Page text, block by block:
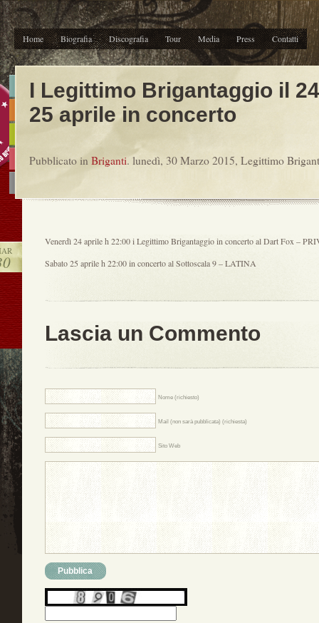
Home Biografia Discografia Tour Media Press Contatti
I Legittimo Brigantaggio il
25 aprile in concerto
Pubblicato in Briganti. lunedì, 30 Marzo 2015, Legittimo
Venerdì 24 aprile h 22:00 i Legittimo Brigantaggio in concerto al Dart Fox –
Sabato 25 aprile h 22:00 in concerto al Sottoscala 9 – LATINA
Lascia un Commento
Nome (richiesto)
Mail (non sarà pubblicata) (richiesta)
Sito Web